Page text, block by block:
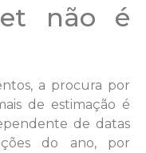
não é
a procura por
de estimação é
de datas
do ano, por